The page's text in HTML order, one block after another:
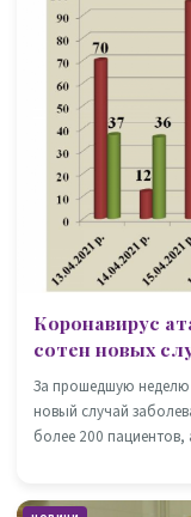
Коронавирус
сотен новых
За прошедшую неделю
новый случай
более 200